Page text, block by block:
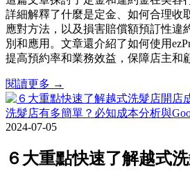
詳細解釋了什麼是定金、如何合理收
應對方法，以及損害賠償額預訂性違
別和應用。文章還介紹了如何使用
提高預約率和業務效益，保障店主和
閱讀更多 →
2024-07-05
６大重點快速了解越式